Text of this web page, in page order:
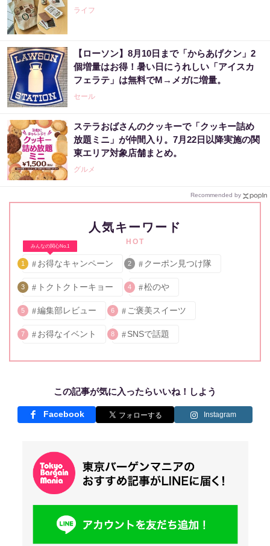
ライフ
【ローソン】8月10日まで「からあげクン」2
個増量はお得！暑い日にうれしい「アイスカ
フェラテ」は無料でM→メガに増量。
セール
ステラおばさんのクッキーで「クッキー詰め
放題ミニ」が仲間入り。7月22日以降実施の関
東エリア対象店舗まとめ。
グルメ
Recommended by
人気キーワード
HOT
みんなの関心No.1
1 お得なキャンペーン 2 クーポン見つけ隊
3 トクトクトーキョー 4 松のや
5 編集部レビュー 6 ご褒美スイーツ
7 お得なイベント 8 SNSで話題
この記事が気に入ったらいいね！しよう
Facebook Instagram